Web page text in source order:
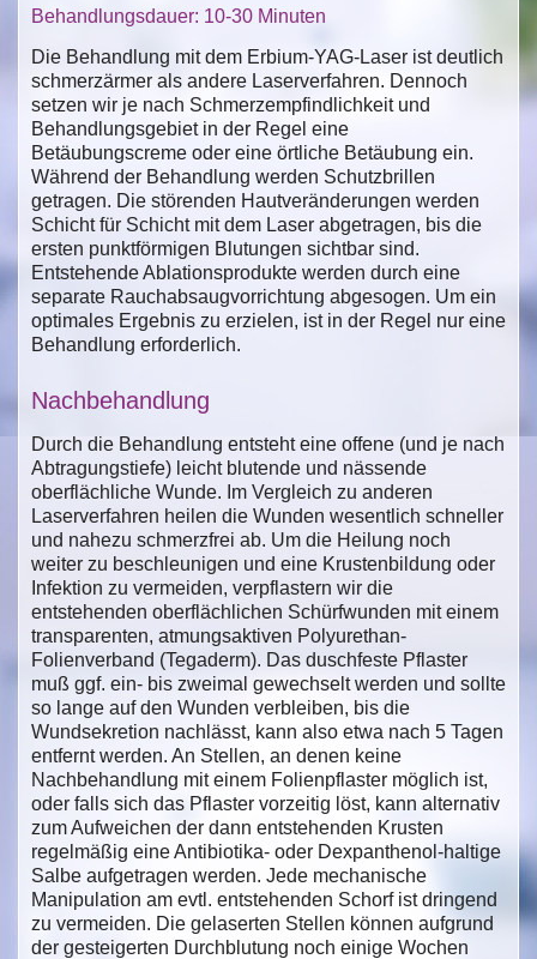
Behandlungsdauer: 10-30 Minuten
Die Behandlung mit dem Erbium-YAG-Laser ist deutlich
schmerzärmer als andere Laserverfahren. Dennoch
setzen wir je nach Schmerzempfindlichkeit und
Behandlungsgebiet in der Regel eine
Betäubungscreme oder eine örtliche Betäubung ein.
Während der Behandlung werden Schutzbrillen
getragen. Die störenden Hautveränderungen werden
Schicht für Schicht mit dem Laser abgetragen, bis die
ersten punktförmigen Blutungen sichtbar sind.
Entstehende Ablationsprodukte werden durch eine
separate Rauchabsaugvorrichtung abgesogen. Um ein
optimales Ergebnis zu erzielen, ist in der Regel nur eine
Behandlung erforderlich.
Nachbehandlung
Durch die Behandlung entsteht eine offene (und je nach
Abtragungstiefe) leicht blutende und nässende
oberflächliche Wunde. Im Vergleich zu anderen
Laserverfahren heilen die Wunden wesentlich schneller
und nahezu schmerzfrei ab. Um die Heilung noch
weiter zu beschleunigen und eine Krustenbildung oder
Infektion zu vermeiden, verpflastern wir die
entstehenden oberflächlichen Schürfwunden mit einem
transparenten, atmungsaktiven Polyurethan-
Folienverband (Tegaderm). Das duschfeste Pflaster
muß ggf. ein- bis zweimal gewechselt werden und sollte
so lange auf den Wunden verbleiben, bis die
Wundsekretion nachlässt, kann also etwa nach 5 Tagen
entfernt werden. An Stellen, an denen keine
Nachbehandlung mit einem Folienpflaster möglich ist,
oder falls sich das Pflaster vorzeitig löst, kann alternativ
zum Aufweichen der dann entstehenden Krusten
regelmäßig eine Antibiotika- oder Dexpanthenol-haltige
Salbe aufgetragen werden. Jede mechanische
Manipulation am evtl. entstehenden Schorf ist dringend
zu vermeiden. Die gelaserten Stellen können aufgrund
der gesteigerten Durchblutung noch einige Wochen